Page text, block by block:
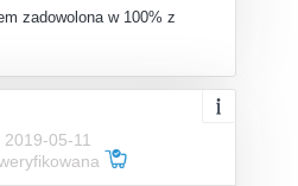
zadowolona w 100% z
05-11